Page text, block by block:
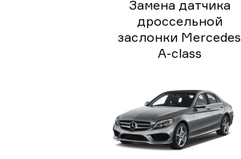
Замена датчика
дроссельной
заслонки Mercedes
A-class